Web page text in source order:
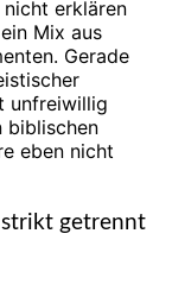
erklären
Mix aus
Gerade
unfreiwillig
biblischen
eben nicht
strikt getrennt